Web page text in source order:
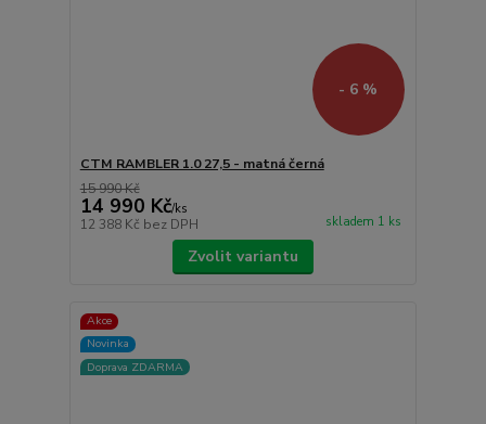
- 6 %
CTM RAMBLER 1.0 27,5 - matná černá
15 990 Kč
14 990 Kč/ks
12 388 Kč bez DPH skladem 1 ks
Zvolit variantu
Akce
Novinka
Doprava ZDARMA